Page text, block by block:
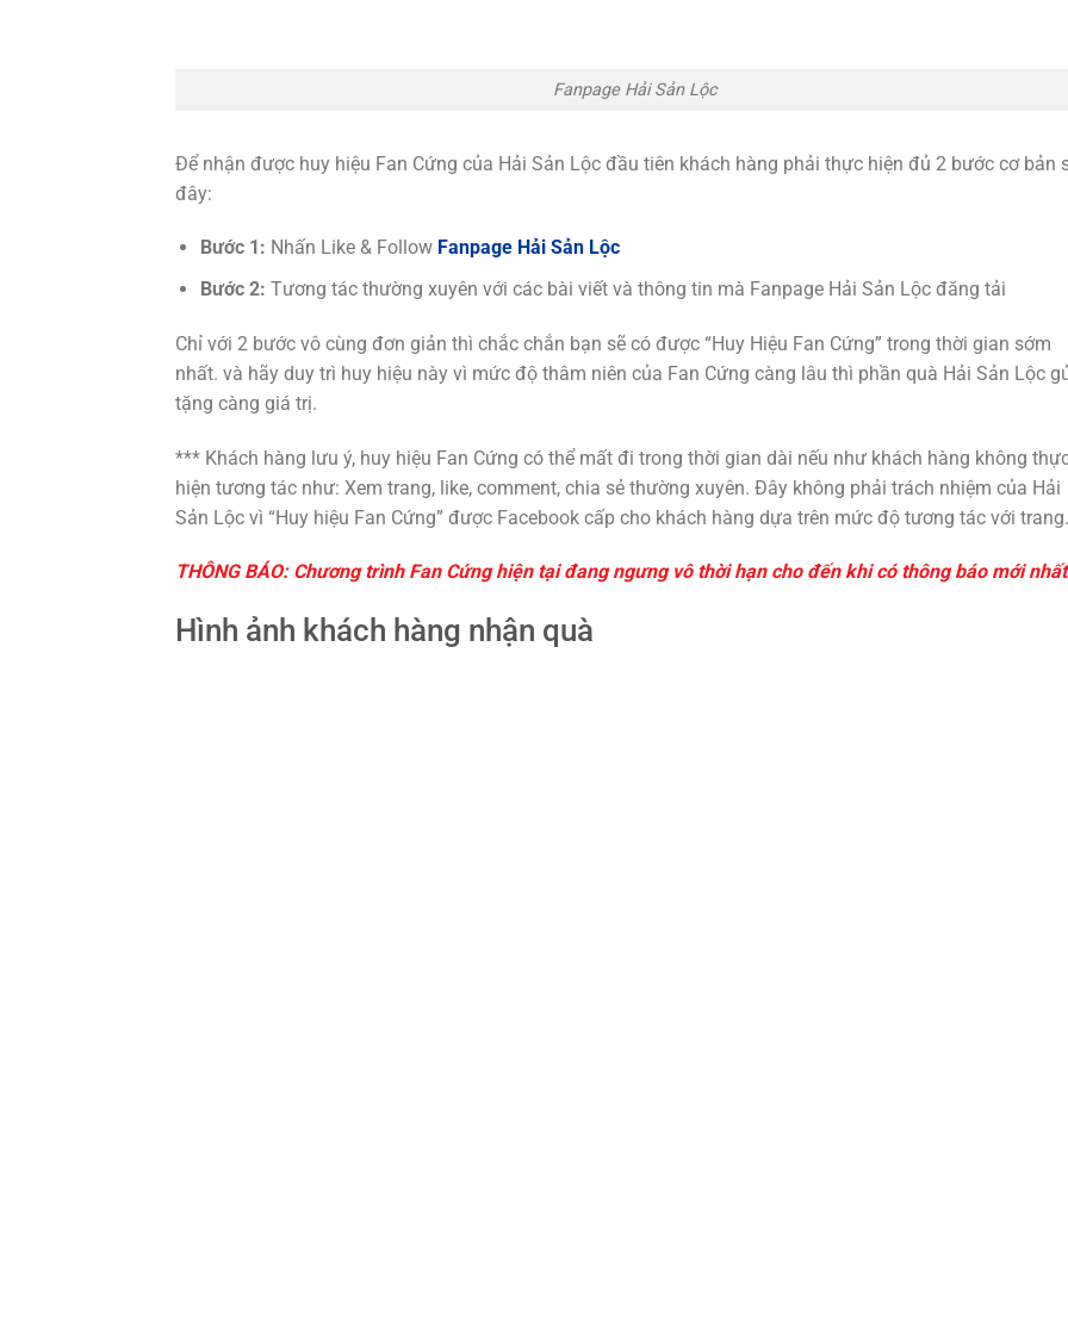
Fanpage Hải Sản Lộc
Để nhận được huy hiệu Fan Cứng của Hải Sản Lộc đầu tiên khách hàng phải thực hiện đủ 2 bước cơ bản
đây:
Bước 1: Nhấn Like & Follow Fanpage Hải Sản Lộc
Bước 2: Tương tác thường xuyên với các bài viết và thông tin mà Fanpage Hải Sản Lộc đăng tải
Chỉ với 2 bước vô cùng đơn giản thì chắc chắn bạn sẽ có được “Huy Hiệu Fan Cứng” trong thời gian sớm
nhất. và hãy duy trì huy hiệu này vì mức độ thâm niên của Fan Cứng càng lâu thì phần quà Hải Sản Lộc
tặng càng giá trị.
*** Khách hàng lưu ý, huy hiệu Fan Cứng có thể mất đi trong thời gian dài nếu như khách hàng không
hiện tương tác như: Xem trang, like, comment, chia sẻ thường xuyên. Đây không phải trách nhiệm của Hải
Sản Lộc vì “Huy hiệu Fan Cứng” được Facebook cấp cho khách hàng dựa trên mức độ tương tác với trang.
THÔNG BÁO: Chương trình Fan Cứng hiện tại đang ngưng vô thời hạn cho đến khi có thông báo mới nhất
Hình ảnh khách hàng nhận quà